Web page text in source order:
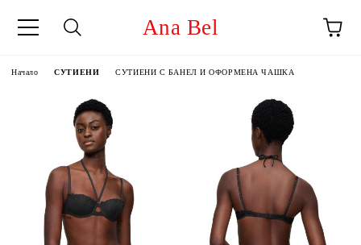
Ana Bel
Начало СУТИЕНИ СУТИЕНИ С БАНЕЛ И ОФОРМЕНА ЧАШКА